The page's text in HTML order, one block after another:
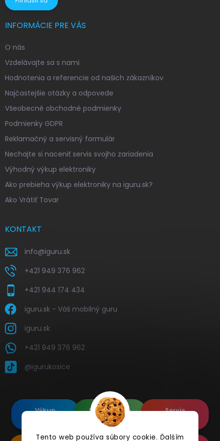
Tento web používa súbory cookie. Ďalším
INFORMÁCIE PRE VÁS
O nás
Vzdelávajte sa s nami
Hodnotenia a referencie od našich zákazníkov
Najčastejšie otázky a odpovede
Všeobecné obchodné podmienky
Podmienky GDPR
Reklamačný a servisný formulár
Nechajte si naceniť servis svojho zariadenia
Výhodný výkup elektroniky
Ako prebieha výkup elektroniky na iguru.sk?
Ako Vrátiť Tovar
KONTAKT
info@iguru.sk
+421 949 376 962
+421 944 174 434
iguru.sk - Váš mobilný guru
iguru.sk
+421 949 376 962
@igurukosice
Výkup
Renovované
Apple's
Servis